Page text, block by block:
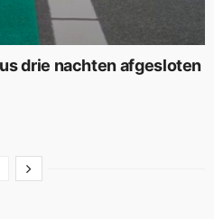
drie nachten afgesloten